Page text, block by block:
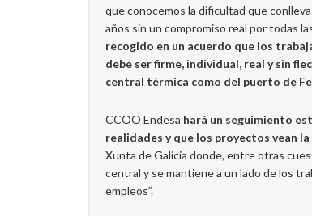
que conocemos la dificultad que
años sin un compromiso real por todas
recogido en un acuerdo que los
debe ser firme, individual, real y sin
central térmica como del puerto de
CCOO Endesa hará un seguimiento
realidades y que los proyectos vean la
Xunta de Galicia donde, entre otras
central y se mantiene a un lado de los
empleos”.